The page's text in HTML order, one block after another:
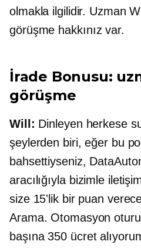
olmakla ilgilidir. Uzman
görüşme hakkınız var.
İrade Bonusu:
görüşme
Will: Dinleyen herkese
şeylerden biri, eğer bu
bahsettiyseniz,
aracılığıyla bizimle
size 15'lik bir puan
Arama. Otomasyon
başına 350 ücret